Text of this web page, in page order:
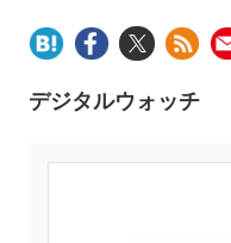
デジタルウォッチ